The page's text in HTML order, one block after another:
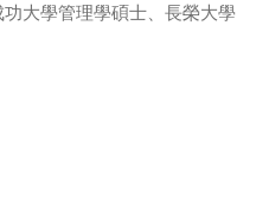
大學管理學碩士、長榮大學